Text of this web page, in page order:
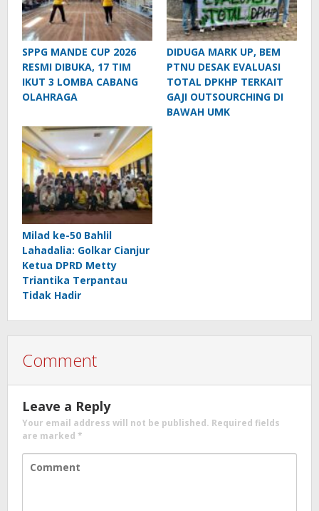
SPPG MANDE CUP 2026
RESMI DIBUKA, 17 TIM
IKUT 3 LOMBA CABANG
OLAHRAGA
DIDUGA MARK UP, BEM
PTNU DESAK EVALUASI
TOTAL DPKHP TERKAIT
GAJI OUTSOURCHING DI
BAWAH UMK
Milad ke-50 Bahlil
Lahadalia: Golkar Cianjur
Ketua DPRD Metty
Triantika Terpantau
Tidak Hadir
Comment
Leave a Reply
Your email address will not be published. Required fields
are marked *